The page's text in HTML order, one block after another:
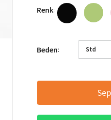
Renk:
Beden: